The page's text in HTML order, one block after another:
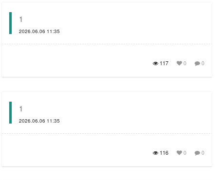
1
2026.06.06 11:35
0
0
117
1
2026.06.06 11:35
0
0
116